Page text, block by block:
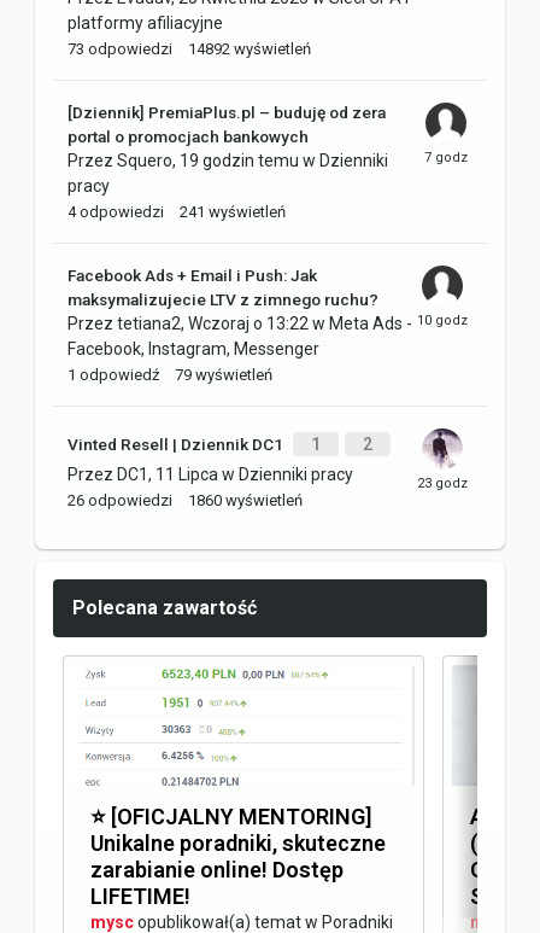
platformy afiliacyjne
73 odpowiedzi 14892 wyświetleń
[Dziennik] PremiaPlus.pl – buduję od zera
portal o promocjach bankowych
Przez Squero, 19 godzin temu w Dzienniki
pracy
4 odpowiedzi 241 wyświetleń
Facebook Ads + Email i Push: Jak
maksymalizujecie LTV z zimnego ruchu?
Przez tetiana2, Wczoraj o 13:22 w Meta Ads -
Facebook, Instagram, Messenger
1 odpowiedź 79 wyświetleń
Vinted Resell | Dziennik DC1 1
2
Przez DC1, 11 Lipca w Dzienniki pracy
26 odpowiedzi 1860 wyświetleń
Polecana zawartość
⭐️ [OFICJALNY MENTORING]
Unikalne poradniki, skuteczne
zarabianie online! Dostęp
LIFETIME!
myscopublikował(a) temat w Poradniki
(AEO)
SEO
mysc